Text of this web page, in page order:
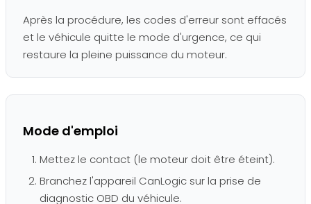
Après la procédure, les codes d'erreur sont effacés
et le véhicule quitte le mode d'urgence, ce qui
restaure la pleine puissance du moteur.
Mode d'emploi
Mettez le contact (le moteur doit être éteint).
Branchez l'appareil CanLogic sur la prise de
diagnostic OBD du véhicule.